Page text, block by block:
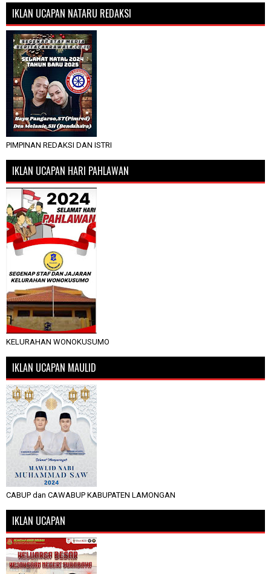
IKLAN UCAPAN NATARU REDAKSI
PIMPINAN REDAKSI DAN ISTRI
IKLAN UCAPAN HARI PAHLAWAN
KELURAHAN WONOKUSUMO
IKLAN UCAPAN MAULID
CABUP dan CAWABUP KABUPATEN LAMONGAN
IKLAN UCAPAN